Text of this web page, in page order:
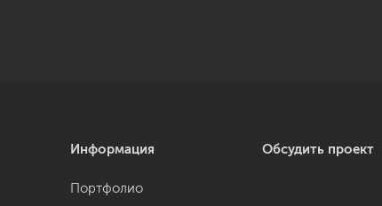
Информация
Портфолио
Обсудить проект